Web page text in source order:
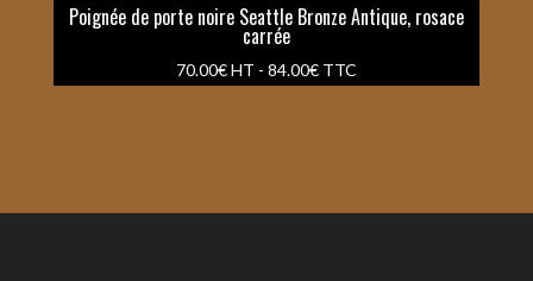
Poignée de porte noire Seattle Bronze Antique, rosace
carrée
70.00€HT - 84.00€TTC